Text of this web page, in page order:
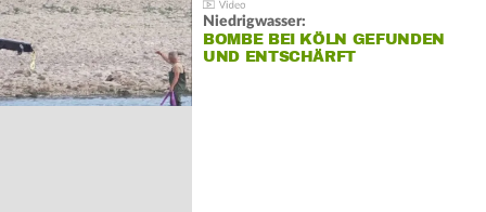
Niedrigwasser:
BOMBE BEI KÖLN GEFUNDEN
UND ENTSCHÄRFT